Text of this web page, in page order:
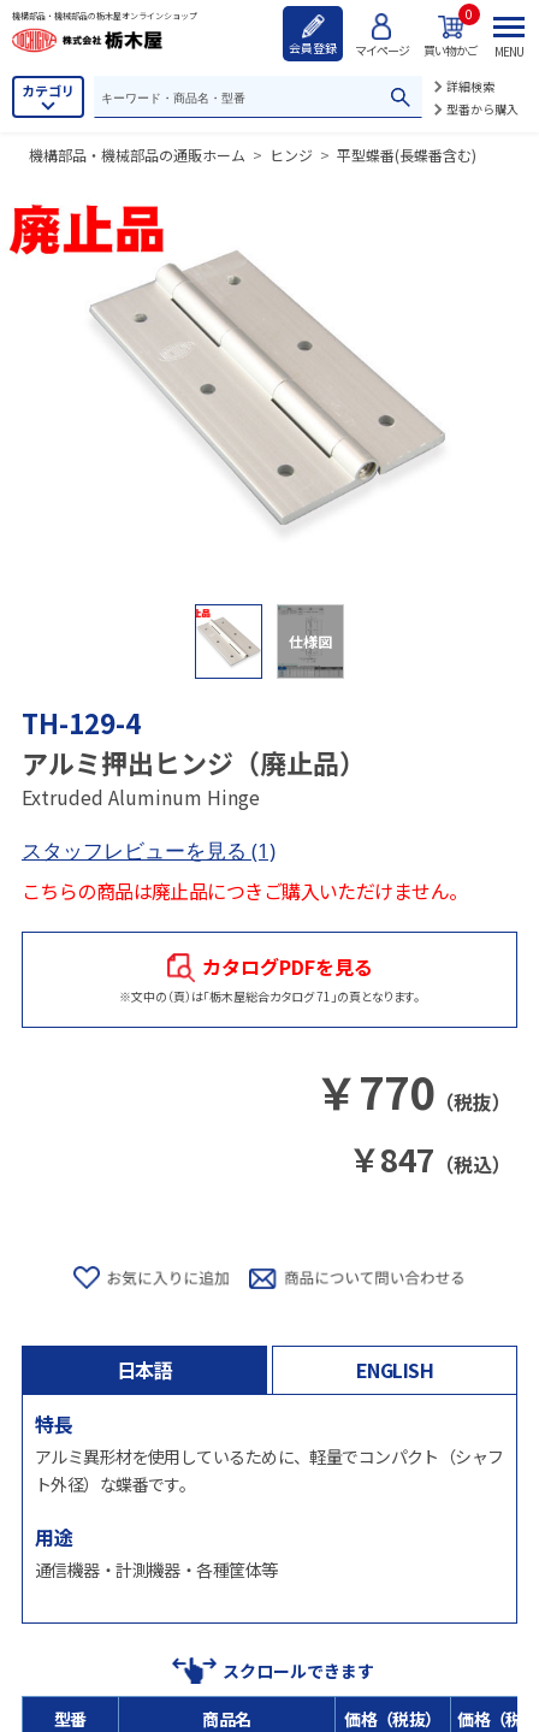
機構部品・機械部品の栃木屋オンラインショップ
会員登録 マイページ 買い物かご
0
カテゴリ
詳細検索
型番から購入
MENU
機構部品・機械部品の通販ホーム > ヒンジ > 平型蝶番(長蝶番含む)
仕様図
TH-129-4
アルミ押出ヒンジ（廃止品）
Extruded Aluminum Hinge
スタッフレビューを見る (1)
こちらの商品は廃止品につきご購入いただけません。
カタログPDFを見る
※文中の（頁）は「栃木屋総合カタログ 71」の頁となります。
￥770 （税抜）
￥847 （税込）
日本語
ENGLISH
特長
アルミ異形材を使用しているために、軽量でコンパクト（シャフ
ト外径）な蝶番です。
用途
通信機器・計測機器・各種筐体等
スクロールできます
型番 商品名 価格（税抜） 価格（税